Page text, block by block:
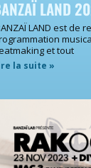
LAND
LAND est de
et tout
la suite »